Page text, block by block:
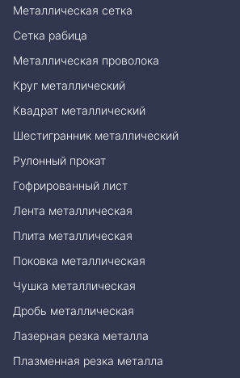
Металлическая сетка
Сетка рабица
Металлическая проволока
Круг металлический
Квадрат металлический
Шестигранник металлический
Рулонный прокат
Гофрированный лист
Лента металлическая
Плита металлическая
Поковка металлическая
Чушка металлическая
Дробь металлическая
Лазерная резка металла
Плазменная резка металла